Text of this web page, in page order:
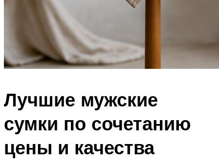
Лучшие мужские
сумки по сочетанию
цены и качества